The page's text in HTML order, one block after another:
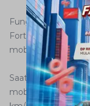
Fungsi smart
Fortuner adalah
mobil tetap pada
Saat fitur
mobil ingin